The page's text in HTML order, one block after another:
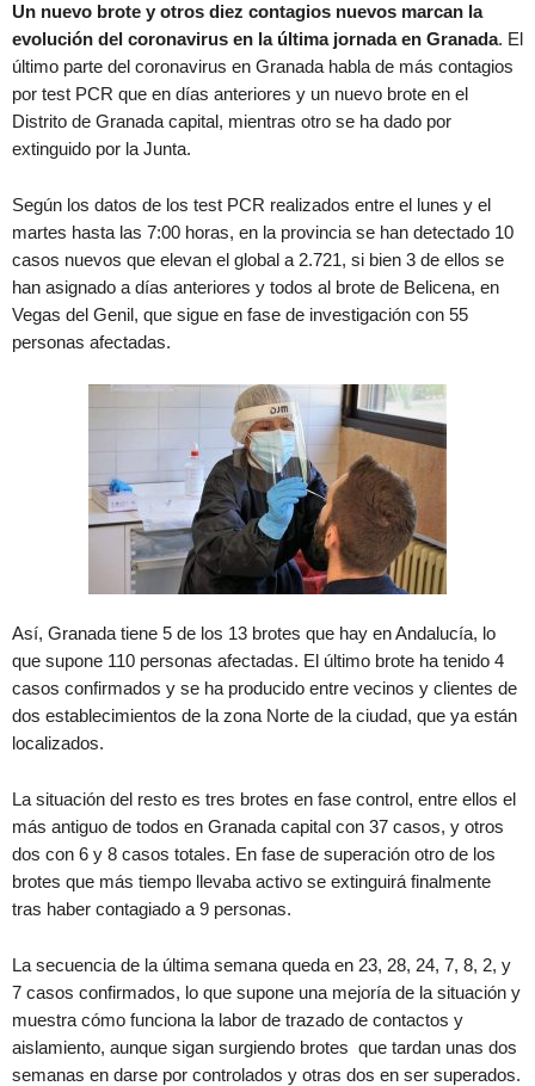
Un nuevo brote y otros diez contagios nuevos marcan la
evolución del coronavirus en la última jornada en Granada. El
último parte del coronavirus en Granada habla de más contagios
por test PCR que en días anteriores y un nuevo brote en el
Distrito de Granada capital, mientras otro se ha dado por
extinguido por la Junta.
Según los datos de los test PCR realizados entre el lunes y el
martes hasta las 7:00 horas, en la provincia se han detectado 10
casos nuevos que elevan el global a 2.721, si bien 3 de ellos se
han asignado a días anteriores y todos al brote de Belicena, en
Vegas del Genil, que sigue en fase de investigación con 55
personas afectadas.
Así, Granada tiene 5 de los 13 brotes que hay en Andalucía, lo
que supone 110 personas afectadas. El último brote ha tenido 4
casos confirmados y se ha producido entre vecinos y clientes de
dos establecimientos de la zona Norte de la ciudad, que ya están
localizados.
La situación del resto es tres brotes en fase control, entre ellos el
más antiguo de todos en Granada capital con 37 casos, y otros
dos con 6 y 8 casos totales. En fase de superación otro de los
brotes que más tiempo llevaba activo se extinguirá finalmente
tras haber contagiado a 9 personas.
La secuencia de la última semana queda en 23, 28, 24, 7, 8, 2, y
7 casos confirmados, lo que supone una mejoría de la situación y
muestra cómo funciona la labor de trazado de contactos y
aislamiento, aunque sigan surgiendo brotes que tardan unas dos
semanas en darse por controlados y otras dos en ser superados.